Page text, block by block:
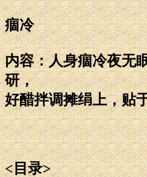
痼冷
内容：人身痼冷夜无
研，
好醋拌调摊绢上，贴
<目录>